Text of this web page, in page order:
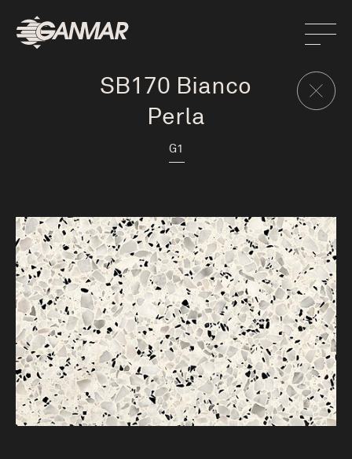
SB170 Bianco
Perla
G1